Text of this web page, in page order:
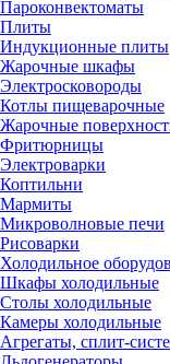
Пароконвектоматы
Плиты
Индукционные плиты
Жарочные шкафы
Электросковороды
Котлы пищеварочные
Жарочные
Фритюрницы
Электроварки
Коптильни
Мармиты
Микроволновые печи
Рисоварки
Холодильное
Шкафы холодильные
Столы холодильные
Камеры холодильные
Агрегаты, сплит-